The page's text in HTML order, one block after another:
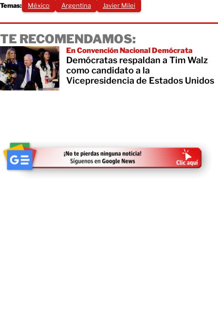
Temas: México Argentina Javier Milei
TE RECOMENDAMOS:
En Convención Nacional Demócrata
Demócratas respaldan a Tim Walz
como candidato a la
Vicepresidencia de Estados Unidos